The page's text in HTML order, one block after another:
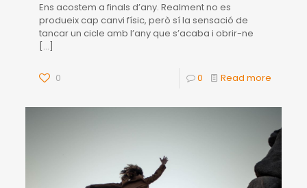
Ens acostem a finals d’any. Realment no es
produeix cap canvi físic, però sí la sensació de
tancar un cicle amb l’any que s’acaba i obrir-ne
[…]
0 0 Read more